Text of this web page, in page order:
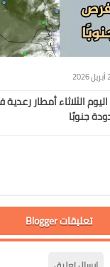
الثلاثاء أمطار
جنوبًا
تعليقات Blogger